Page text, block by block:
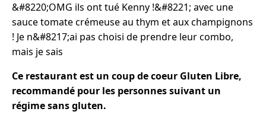
&#8220;OMG ils ont tué Kenny !&#8221; avec une
sauce tomate crémeuse au thym et aux champignons
! Je n&#8217;ai pas choisi de prendre leur combo,
mais je sais
Ce restaurant est un coup de coeur Gluten Libre,
recommandé pour les personnes suivant un
régime sans gluten.